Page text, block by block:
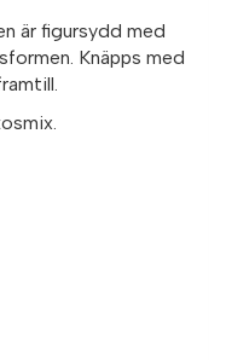
är figursydd med
Knäpps med